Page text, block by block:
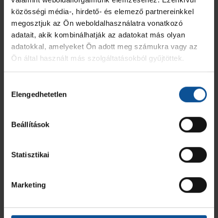
közösségi média-, hirdető- és elemező partnereinkkel
megosztjuk az Ön weboldalhasználatra vonatkozó
adatait, akik kombinálhatják az adatokat más olyan
adatokkal, amelyeket Ön adott meg számukra vagy az
Ön által használt más szolgáltatásokból gyűjtöttek.
kiválasztása
Elengedhetetlen
Beállítások
Statisztikai
Marketing
OTP Bank - Pick Szeged U21
MEZ JÁTÉKOS GÓL 7M 2 PERC SÁRGA
2 Herbert Benedek Ádám -
-
12 Balogh Ádám
14 Mészáros Máté
21
23 Furka Márton János 1 - - - -